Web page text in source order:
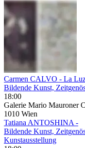
Carmen CALVO - La
Bildende Kunst,
18:00
Galerie Mario Mauroner
1010 Wien
Tatiana ANTOSHINA -
Bildende Kunst,
Kunstausstellung